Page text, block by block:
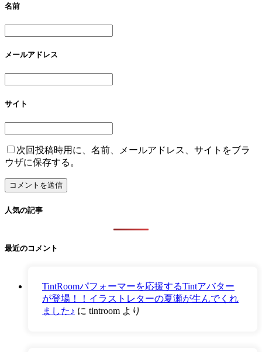
名前
メールアドレス
サイト
次回投稿時用に、名前、メールアドレス、サイトをブラ
ウザに保存する。
人気の記事
最近のコメント
TintRoomパフォーマーを応援するTintアバター
が登場！！イラストレターの夏瀬が生んでくれ
ました♪ に tintroom より